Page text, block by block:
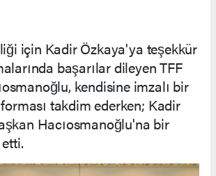
için Kadir Özkaya'ya teşekkür
başarılar dileyen TFF
kendisine imzalı bir
takdim ederken; Kadir
Hacıosmanoğlu'na bir